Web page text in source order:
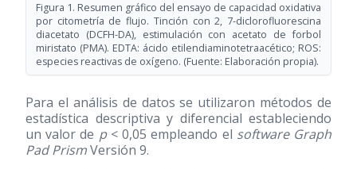
Figura 1. Resumen gráfico del ensayo de capacidad oxidativa
por citometría de flujo. Tinción con 2, 7-diclorofluorescina
diacetato (DCFH-DA), estimulación con acetato de forbol
miristato (PMA). EDTA: ácido etilendiaminotetraacético; ROS:
especies reactivas de oxígeno. (Fuente: Elaboración propia).
Para el análisis de datos se utilizaron métodos de
estadística descriptiva y diferencial estableciendo
un valor de p< 0,05 empleando el software Graph
Pad PrismVersión 9.